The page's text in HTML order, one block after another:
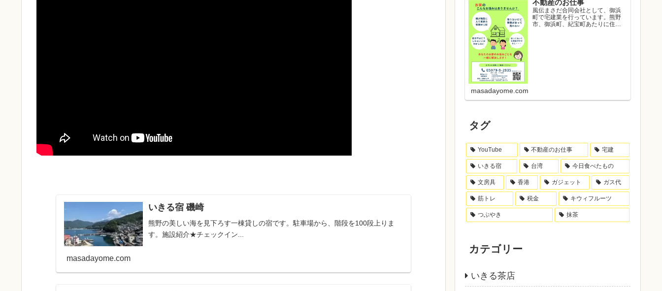
いきる宿 磯崎
熊野の美しい海を見下ろす一棟貸しの宿です。駐車場から、階段を100段上りま
す。施設紹介★チェックイン...
masadayome.com
不動産のお仕事
風伝まさだ合同会社として、御浜
町で宅建業を行っています。熊野
市、御浜町、紀宝町あたりに住み
masadayome.com
タグ
YouTube 不動産のお仕事 宅建
いきる宿 台湾 今日食べたもの
文房具 香港 ガジェット ガス代
筋トレ 税金 キウィフルーツ
つぶやき 抹茶
カテゴリー
いきる茶店